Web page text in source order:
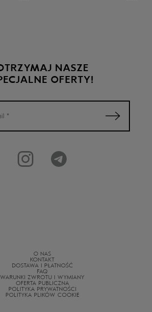
NASZE
OFERTY!
O NAS
KONTAKT
DOSTAWA I PŁATNOŚĆ
FAQ
WARUNKI ZWROTU I WYMIANY
OFERTA PUBLICZNA
POLITYKA PRYWATNOŚCI
POLITYKA PLIKÓW COOKIE